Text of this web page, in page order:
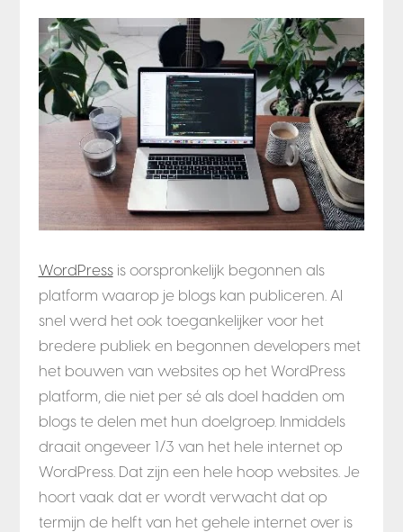
WordPressis oorspronkelijk begonnen als
platform waarop je blogs kan publiceren. Al
snel werd het ook toegankelijker voor het
bredere publiek en begonnen developers met
het bouwen van websites op het WordPress
platform, die niet per sé als doel hadden om
blogs te delen met hun doelgroep. Inmiddels
draait ongeveer 1/3 van het hele internet op
WordPress. Dat zijn een hele hoop websites. Je
hoort vaak dat er wordt verwacht dat op
termijn de helft van het gehele internet over is